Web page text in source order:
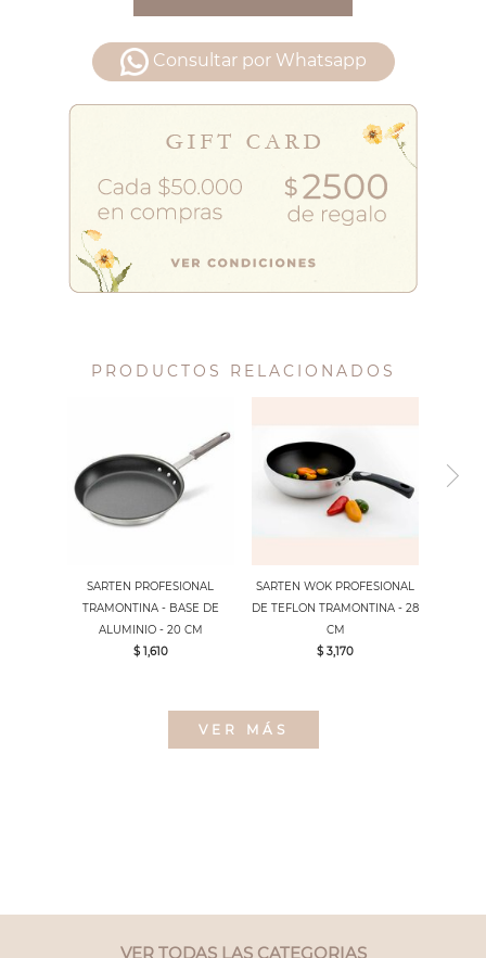
Consultar por Whatsapp
PRODUCTOS RELACIONADOS
SARTEN PROFESIONAL
TRAMONTINA - BASE DE
ALUMINIO - 20 CM
$ 1,610
SARTEN WOK PROFESIONAL
DE TEFLON TRAMONTINA - 28
CM
$ 3,170
VER MÁS
VER TODAS LAS CATEGORIAS